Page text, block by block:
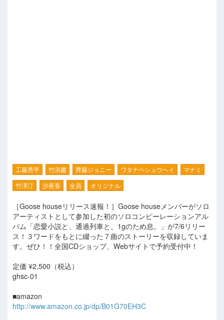
工藤秀平 竹渕慶 齊藤ジョニー ワタナベシュウヘイ
マナミ
竹澤汀
沙夜香 全員 オリジナル
［Goose houseリリース速報！］Goose houseメンバーがソロ
アーティストとして参加した初のソロコンピーレーションアル
バム「恋愛小説と、通過列車と、1gのため息。」が7/6リリー
ス！３ワードをもとに綴った７曲のストーリーを収録していま
す。ぜひ！！全国CDショップ、Webサイトで予約受付中！
定価 ¥2,500（税込）
ghsc-01
■amazon
http://www.amazon.co.jp/dp/B01G70EH3C